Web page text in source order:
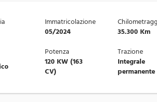
Immatricolazione
05/2024
35.300 Km
Potenza
120 KW (163
CV)
Trazione
Integrale
permanente